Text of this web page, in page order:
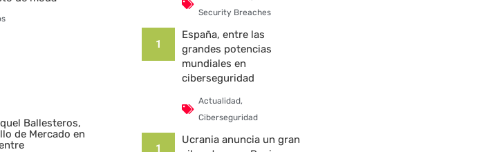
Ballesteros,
de Mercado en
Security Breaches
1
España, entre las
grandes potencias
mundiales en
ciberseguridad
Actualidad,
Ciberseguridad
1
Ucrania anuncia un gran